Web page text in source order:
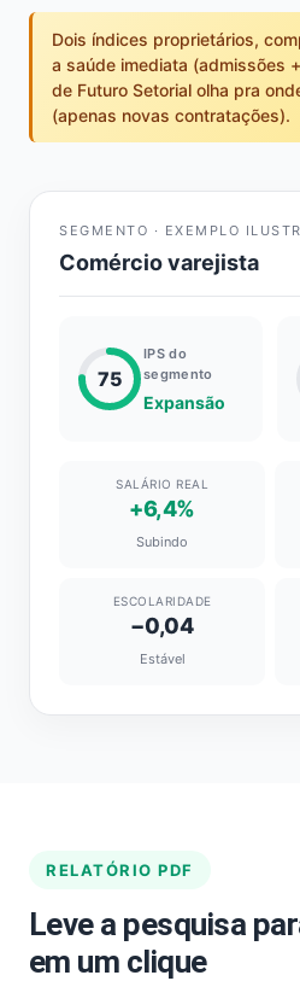
Dois índices proprietários,
a saúde imediata (admissões
de Futuro Setorial olha pra
(apenas novas contratações).
SEGMENTO · EXEMPLO
Comércio varejista
75
IPS do
segmento
Expansão
SALÁRIO REAL
+6,4%
Subindo
ESCOLARIDADE
−0,04
Estável
RELATÓRIO PDF
Leve a pesquisa
em um clique